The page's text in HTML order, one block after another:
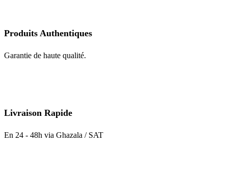
la
produit
Produits Authentiques
Garantie de haute qualité.
Livraison Rapide
En 24 - 48h via Ghazala / SAT